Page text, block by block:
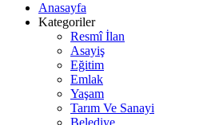
Anasayfa
Kategoriler
Resmî İlan
Asayiş
Eğitim
Emlak
Yaşam
Tarım Ve Sanayi